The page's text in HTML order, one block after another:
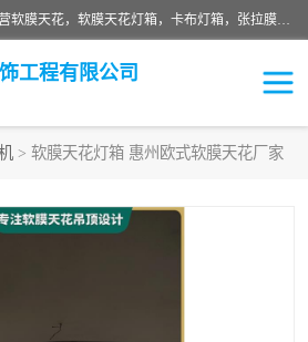
佛山朗鑫装饰工程有限公司主营软膜天花，软膜天花灯箱，卡布灯箱，张拉膜等产品，价格实惠，支持定制；公司专业装饰铺面，家居，会展特装，软膜等工程，技能精良人员，安装快、价格合理，质量保证、热诚与各方有识人士合作，欢迎新老客户来电咨询。
工程有限公司
> 软膜天花灯箱 惠州欧式软膜天花厂家